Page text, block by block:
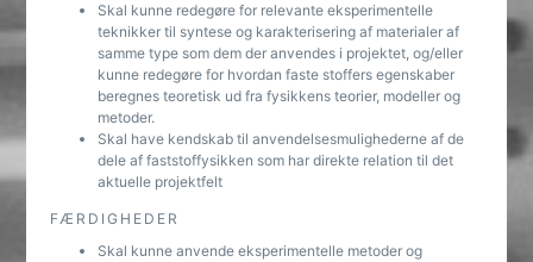
Skal kunne redegøre for relevante eksperimentelle
teknikker til syntese og karakterisering af materialer af
samme type som dem der anvendes i projektet, og/eller
kunne redegøre for hvordan faste stoffers egenskaber
beregnes teoretisk ud fra fysikkens teorier, modeller og
metoder.
Skal have kendskab til anvendelsesmulighederne af de
dele af faststoffysikken som har direkte relation til det
aktuelle projektfelt
FÆRDIGHEDER
Skal kunne anvende eksperimentelle metoder og